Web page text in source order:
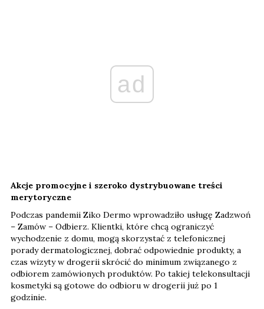
ad
Akcje promocyjne i szeroko dystrybuowane treści
merytoryczne
Podczas pandemii Ziko Dermo wprowadziło usługę Zadzwoń
– Zamów – Odbierz. Klientki, które chcą ograniczyć
wychodzenie z domu, mogą skorzystać z telefonicznej
porady dermatologicznej, dobrać odpowiednie produkty, a
czas wizyty w drogerii skrócić do minimum związanego z
odbiorem zamówionych produktów. Po takiej telekonsultacji
kosmetyki są gotowe do odbioru w drogerii już po 1
godzinie.